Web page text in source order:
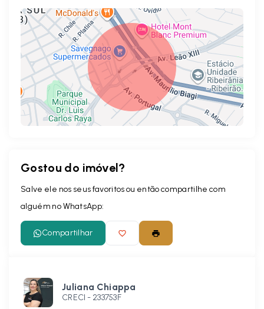
Gostou do imóvel?
Salve ele nos seus favoritos ou então compartilhe com
alguém no WhatsApp:
Compartilhar
Juliana Chiappa
CRECI - 233753F